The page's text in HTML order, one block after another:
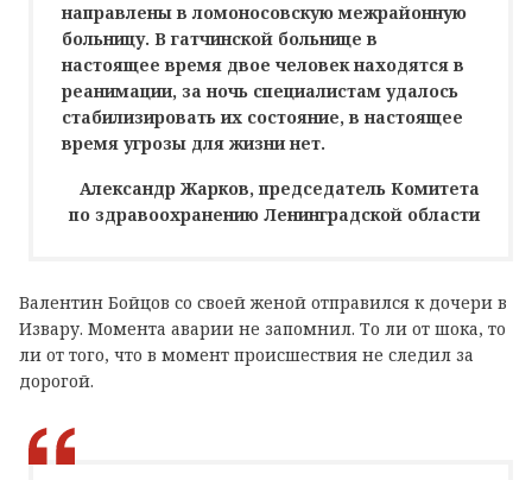
направлены в ломоносовскую межрайонную
больницу. В гатчинской больнице в
настоящее время двое человек находятся в
реанимации, за ночь специалистам удалось
стабилизировать их состояние, в настоящее
время угрозы для жизни нет.
Александр Жарков, председатель Комитета
по здравоохранению Ленинградской области
Валентин Бойцов со своей женой отправился к дочери в
Извару. Момента аварии не запомнил. То ли от шока, то
ли от того, что в момент происшествия не следил за
дорогой.